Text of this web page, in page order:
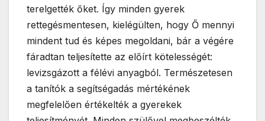
terelgették őket. Így minden gyerek
rettegésmentesen, kielégülten, hogy Ő mennyi
mindent tud és képes megoldani, bár a végére
fáradtan teljesítette az előírt kötelességét:
levizsgázott a félévi anyagból. Természetesen
a tanítók a segítségadás mértékének
megfelelően értékelték a gyerekek